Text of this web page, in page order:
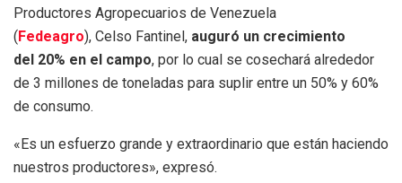
Productores Agropecuarios de Venezuela
(Fedeagro), Celso Fantinel, auguró un crecimiento
del 20% en el campo, por lo cual se cosechará alrededor
de 3 millones de toneladas para suplir entre un 50% y 60%
de consumo.
«Es un esfuerzo grande y extraordinario que están haciendo
nuestros productores», expresó.